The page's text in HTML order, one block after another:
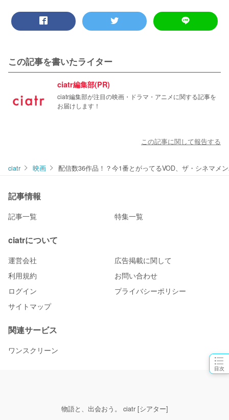
目次
この記事を書いたライター
ciatr編集部(PR)
ciatr編集部が注目の映画・ドラマ・アニメに関する記事を
お届けします！
この記事に関して報告する
ciatr 映画 配信数36作品！？今1番とがってるVOD、ザ・シネマメ
記事情報
記事一覧 特集一覧
ciatrについて
運営会社
広告掲載に関して
利用規約
お問い合わせ
ログイン
プライバシーポリシー
サイトマップ
関連サービス
ワンスクリーン
物語と、出会おう。 ciatr [シアター]